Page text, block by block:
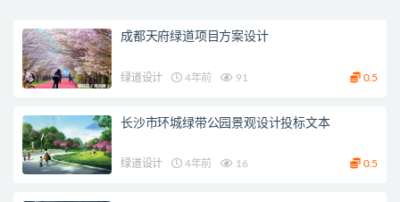
成都天府绿道项目方案设计
绿道设计 4年前 91 0.5
长沙市环城绿带公园景观设计投标文本
绿道设计 4年前 16 0.5